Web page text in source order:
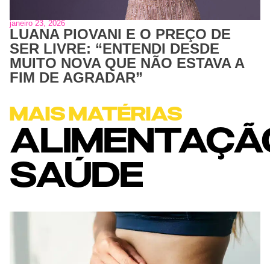
janeiro 23, 2026
LUANA PIOVANI E O PREÇO DE
SER LIVRE: “ENTENDI DESDE
MUITO NOVA QUE NÃO ESTAVA A
FIM DE AGRADAR”
MAIS MATÉRIAS
SAÚDE